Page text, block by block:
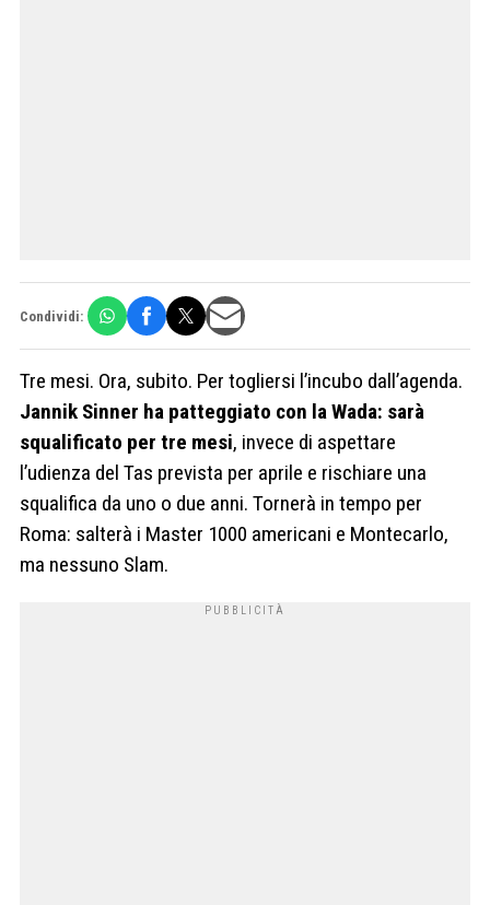
Condividi:
Tre mesi. Ora, subito. Per togliersi l’incubo dall’agenda.
Jannik Sinner ha patteggiato con la Wada: sarà
squalificato per tre mesi, invece di aspettare
l’udienza del Tas prevista per aprile e rischiare una
squalifica da uno o due anni. Tornerà in tempo per
Roma: salterà i Master 1000 americani e Montecarlo,
ma nessuno Slam.